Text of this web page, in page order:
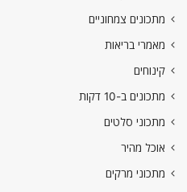
מתכונים צמחוניים
מאמרי בריאות
קינוחים
מתכונים ב-10 דקות
מתכוני סלטים
אוכל מהיר
מתכוני מרקים